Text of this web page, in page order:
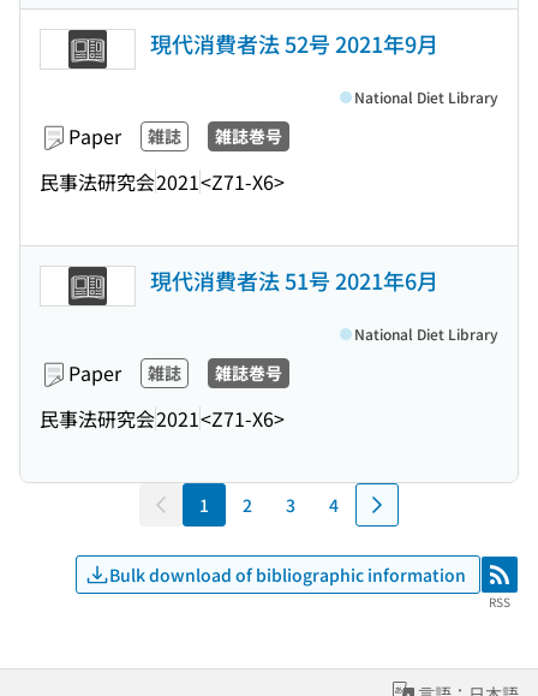
現代消費者法 52号 2021年9月
Paper 雑誌 雑誌巻号
民事法研究会2021<Z71-X6>
National Diet Library
現代消費者法 51号 2021年6月
Paper 雑誌 雑誌巻号
民事法研究会2021<Z71-X6>
National Diet Library
1 2 3 4
Bulk download of bibliographic information RSS
RSS